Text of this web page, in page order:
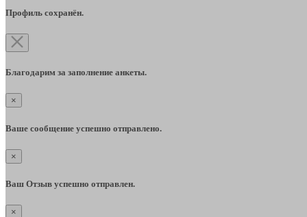
Профиль сохранён.
Благодарим за заполнение анкеты.
×
Ваше сообщение успешно отправлено.
×
Ваш Отзыв успешно отправлен.
×